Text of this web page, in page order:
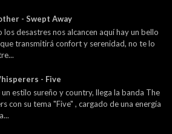
- Swept Away
los desastres nos alcancen aquí hay un bello
transmitirá confort y serenidad, no te lo
- Five
estilo sureño y country, llega la banda The
con su tema "Five" , cargado de una energía